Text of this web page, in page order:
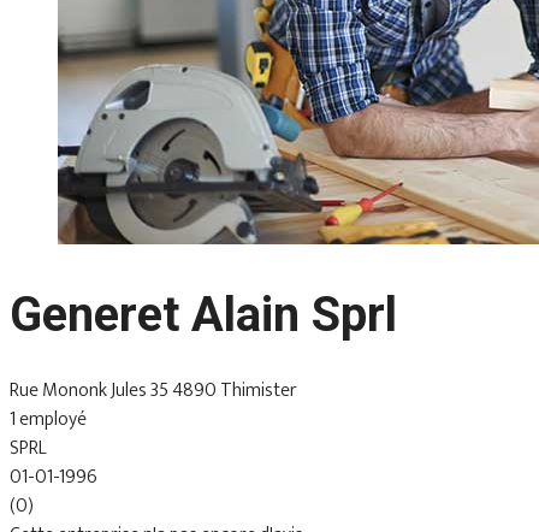
Generet Alain Sprl
Rue Mononk Jules 35 4890 Thimister
1 employé
SPRL
01-01-1996
(0)